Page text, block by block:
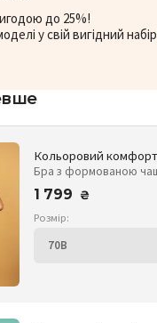
до 25%!
у свій вигідний
Кольоровий
Бра з формованою
1 799
₴
Розмір: